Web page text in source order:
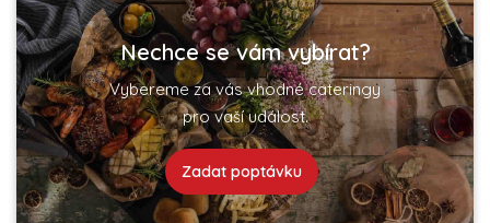
Nechce se vám vybírat?
Vybereme za vás vhodné cateringy
pro vaší událost.
Zadat poptávku